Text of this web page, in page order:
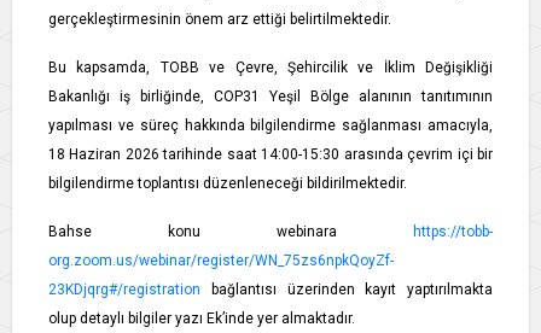
gerçekleştirmesinin önem arz ettiği belirtilmektedir.
Bu kapsamda, TOBB ve Çevre, Şehircilik ve İklim Değişikliği
Bakanlığı iş birliğinde, COP31 Yeşil Bölge alanının tanıtımının
yapılması ve süreç hakkında bilgilendirme sağlanması amacıyla,
18 Haziran 2026 tarihinde saat 14:00-15:30 arasında çevrim içi bir
bilgilendirme toplantısı düzenleneceği bildirilmektedir.
Bahse konu webinara
https://tobb-
org.zoom.us/webinar/register/WN_75zs6npkQoyZf-
23KDjqrg#/registration bağlantısı üzerinden kayıt yaptırılmakta
olup detaylı bilgiler yazı Ek’inde yer almaktadır.